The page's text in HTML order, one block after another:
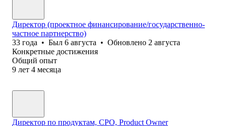
Директор (проектное финансирование/государственно-
частное партнерство)
33 года • Был 6 августа • Обновлено 2 августа
Конкретные достижения
Общий опыт
9 лет 4 месяца
Директор по продуктам, CPO, Product Owner